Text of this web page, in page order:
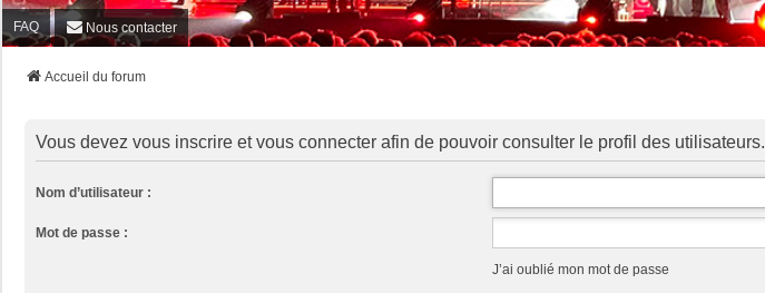
FAQ Nous contacter
Accueil du forum
Vous devez vous inscrire et vous connecter afin de pouvoir consulter le profil des utilisateurs.
Nom d’utilisateur :
Mot de passe :
J’ai oublié mon mot de passe